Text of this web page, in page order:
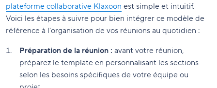
plateforme collaborative Klaxoon est simple et intuitif.
Voici les étapes à suivre pour bien intégrer ce modèle de
référence à l’organisation de vos réunions au quotidien :
Préparation de la réunion : avant votre réunion,
préparez le template en personnalisant les sections
selon les besoins spécifiques de votre équipe ou